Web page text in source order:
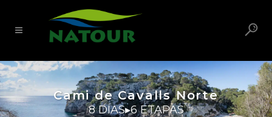
Cami de Cavalls Norte
8 DÍAS▸6 ETAPAS